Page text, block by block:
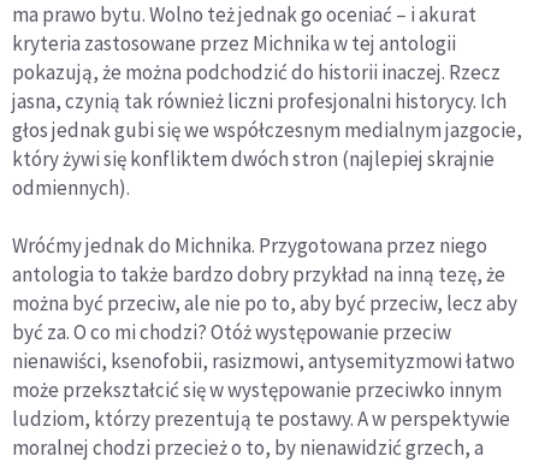
ma prawo bytu. Wolno też jednak go oceniać – i akurat
kryteria zastosowane przez Michnika w tej antologii
pokazują, że można podchodzić do historii inaczej. Rzecz
jasna, czynią tak również liczni profesjonalni historycy. Ich
głos jednak gubi się we współczesnym medialnym jazgocie,
który żywi się konfliktem dwóch stron (najlepiej skrajnie
odmiennych).
Wróćmy jednak do Michnika. Przygotowana przez niego
antologia to także bardzo dobry przykład na inną tezę, że
można być przeciw, ale nie po to, aby być przeciw, lecz aby
być za. O co mi chodzi? Otóż występowanie przeciw
nienawiści, ksenofobii, rasizmowi, antysemityzmowi łatwo
może przekształcić się w występowanie przeciwko innym
ludziom, którzy prezentują te postawy. A w perspektywie
moralnej chodzi przecież o to, by nienawidzić grzech, a